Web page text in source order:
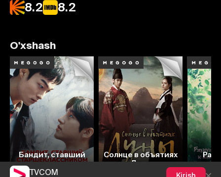
TVCOM
8.2 8.2
O'xshash
Бандит, ставший
старшеклассником
7.8
Солнце в объятиях
Луны
8.0 7.9